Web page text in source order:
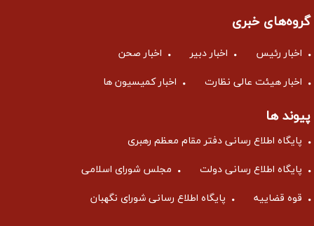
گروه‌های خبری
اخبار رئیس اخبار دبیر اخبار صحن
اخبار هیئت عالی نظارت اخبار کمیسیون ها
پیوند ها
پایگاه اطلاع رسانی دفتر مقام معظم رهبری
پایگاه اطلاع رسانی دولت مجلس شورای اسلامی
قوه قضاییه پایگاه اطلاع رسانی شورای نگهبان